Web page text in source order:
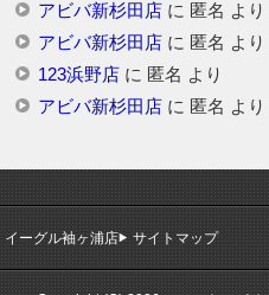
アビバ新杉田店に 匿名 より
アビバ新杉田店に 匿名 より
123浜野店に 匿名 より
アビバ新杉田店に 匿名 より
イーグル袖ヶ浦店 サイトマップ